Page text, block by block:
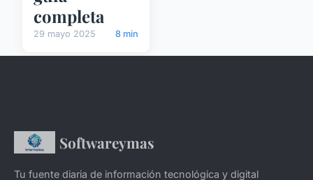
completa
29 mayo 2025 8 min
Softwareymas
Tu fuente diaria de información tecnológica y digital